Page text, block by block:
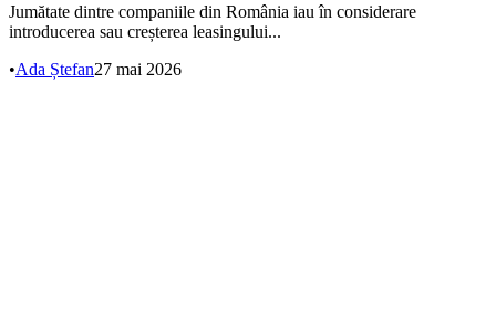
Jumătate dintre companiile din România iau în considerare
introducerea sau creșterea leasingului...
•Ada Ștefan27 mai 2026